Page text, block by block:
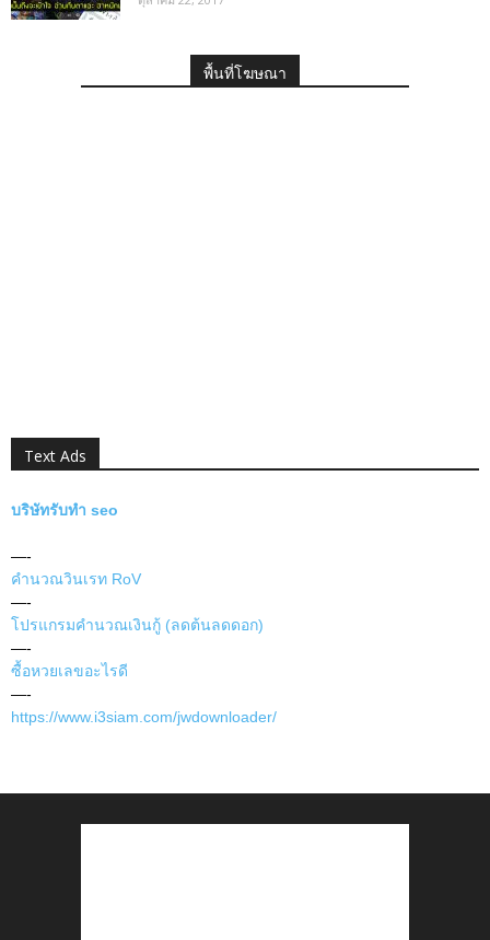
พื้นที่โฆษณา
Text Ads
บริษัทรับทำ seo
—-
คำนวณวินเรท RoV
—-
โปรแกรมคำนวณเงินกู้ (ลดต้นลดดอก)
—-
ซื้อหวยเลขอะไรดี
—-
https://www.i3siam.com/jwdownloader/